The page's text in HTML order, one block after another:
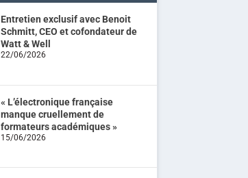
Entretien exclusif avec Benoit
Schmitt, CEO et cofondateur de
Watt & Well
22/06/2026
« L’électronique française
manque cruellement de
formateurs académiques »
15/06/2026